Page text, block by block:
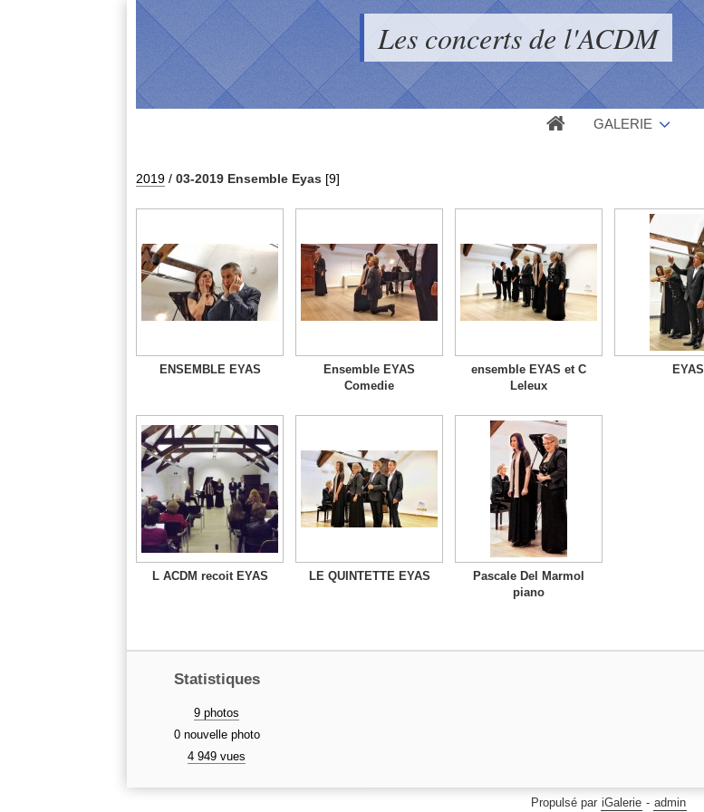
Les concerts de l'ACDM
GALERIE
2019 / 03-2019 Ensemble Eyas [9]
ENSEMBLE EYAS
Ensemble EYAS
Comedie
ensemble EYAS et C
Leleux
EYAS
L ACDM recoit EYAS LE QUINTETTE EYAS
Pascale Del Marmol
piano
Statistiques
9 photos
0 nouvelle photo
4 949 vues
Propulsé par iGalerie - admin